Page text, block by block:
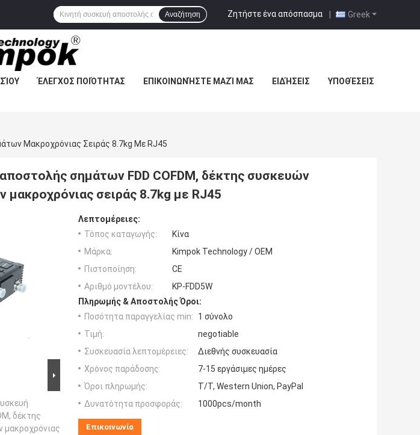
Greek
Ζητήστε ένα απόσπασμα |
Αναζήτηση
ΈΛΕΓΧΟΣ ΠΟΙΌΤΗΤΑΣ ΕΠΙΚΟΙΝΩΝΉΣΤΕ ΜΑΖΊ ΜΑΣ ΕΙΔΉΣΕΙΣ ΥΠΟΘΈΣΕΙΣ
Μακροχρόνιας Σειράς 8.7kg Με RJ45
σημάτων FDD COFDM, δέκτης συσκευών
σειράς 8.7kg με RJ45
δέκτης
μακροχρόνιας
Λεπτομέρειες:
Τόπος καταγωγής:
Κίνα
Μάρκα:
Kimpok Technology / OEM
Πιστοποίηση:
CE
Αριθμό μοντέλου:
KP-FDD5W
Πληρωμής & Αποστολής Όροι:
Ποσότητα παραγγελίας min:
1 σύνολο
Τιμή:
negotiable
Συσκευασία λεπτομέρειες:
Διεθνής συσκευασία
Χρόνος παράδοσης:
7-15 εργάσιμες ημέρες
Όροι πληρωμής:
T/T, Western Union, PayPal
Δυνατότητα προσφοράς:
1000pcs/month
Επικοινωνία